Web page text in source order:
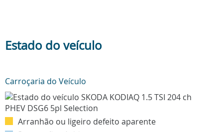
Estado do veículo
Carroçaria do Veículo
Arranhão ou ligeiro defeito aparente